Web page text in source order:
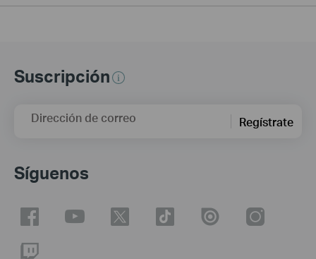
Suscripción
Dirección de correo Regístrate
Síguenos